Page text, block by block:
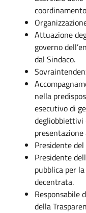
Attuazione
governo
dal Sindaco.
nella
esecutivo di
degliobbiettivi
Presidente
Presidente
pubblica per
decentrata.
Responsabile
della